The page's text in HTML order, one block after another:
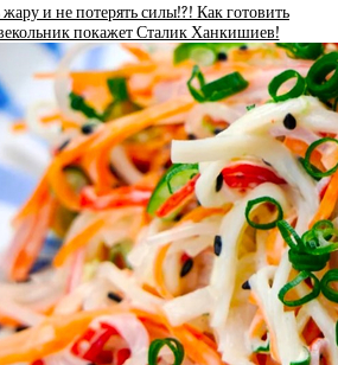
и не потерять силы!?! Как готовить
покажет Сталик Ханкишиев!